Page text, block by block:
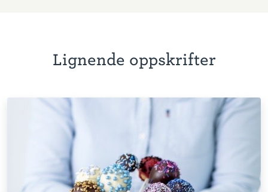
Lignende oppskrifter